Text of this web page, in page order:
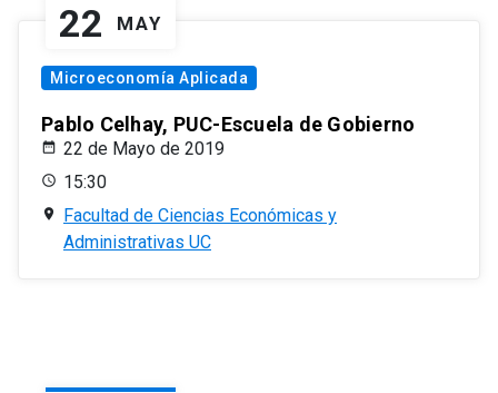
22 MAY
Microeconomía Aplicada
Pablo Celhay, PUC-Escuela de Gobierno
22 de Mayo de 2019
15:30
Facultad de Ciencias Económicas y
Administrativas UC